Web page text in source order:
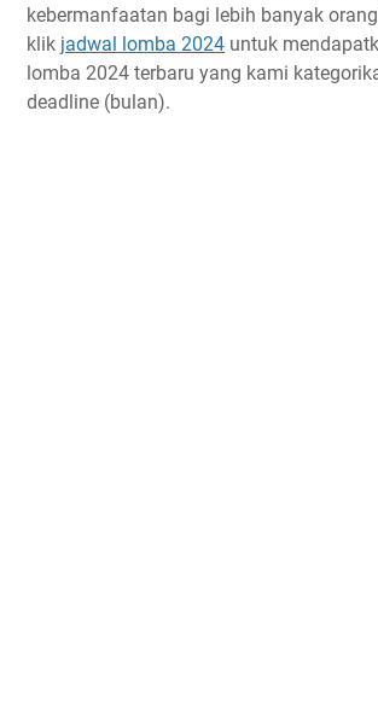
kebermanfaatan bagi lebih banyak
klik jadwal lomba 2024 untuk
lomba 2024 terbaru yang kami
deadline (bulan).